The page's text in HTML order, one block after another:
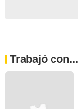
Trabajó con...